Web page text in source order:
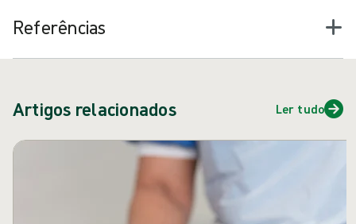
Referências
Artigos relacionados Ler tudo